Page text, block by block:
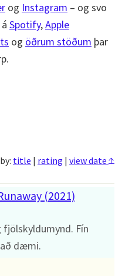
og Instagram – og svo
Spotify,Apple
og öðrum stöðum þar
title | rating | view date ↑
(2021)
Fín
dæmi.